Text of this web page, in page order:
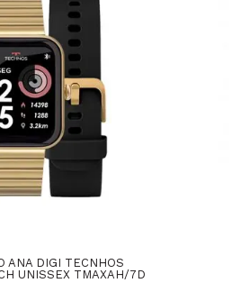
ANA DIGI TECNHOS
UNISSEX TMAXAH/7D